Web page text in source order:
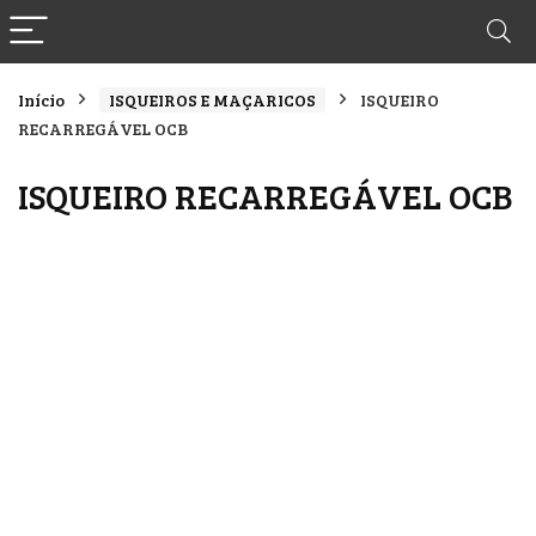
Início ISQUEIROS E MAÇARICOS
ISQUEIRO
RECARREGÁVEL OCB
ISQUEIRO RECARREGÁVEL OCB